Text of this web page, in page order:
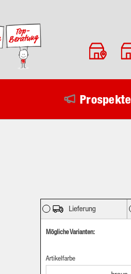
Prospekte
Lieferung
Mögliche Varianten:
Artikelfarbe